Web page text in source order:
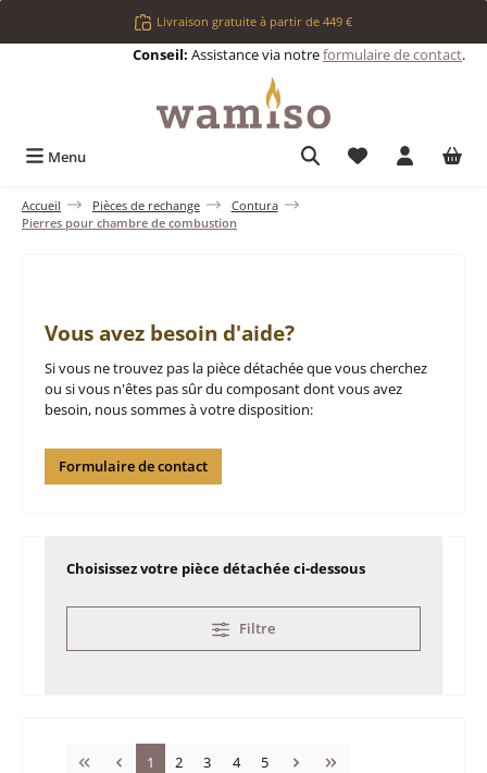
Passer au contenu principalLivraison gratuite à partir de 449 €
Conseil: Assistance via notreformulaire de contact.
Menu Vous avez 0
Accueil Pièces de rechange
Contura
Pierres pour chambre de combustion
Vous avez besoin d'aide?
Si vous ne trouvez pas la pièce détachée que vous cherchez
ou si vous n'êtes pas sûr du composant dont vous avez
besoin, nous sommes à votre disposition:
Formulaire de contact
Choisissez votre pièce détachée ci-dessous
Filtre
Page
1 Page
2 Page
3 Page
4 Page
5